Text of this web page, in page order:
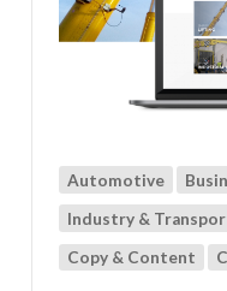
Automotive
Industry &
Copy & Content